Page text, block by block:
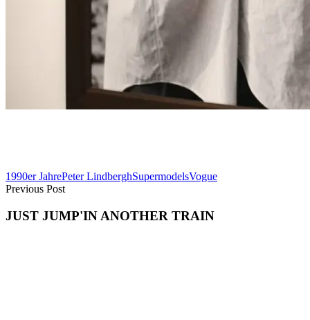
1990er JahrePeter LindberghSupermodelsVogue
Previous Post
JUST JUMP'IN ANOTHER TRAIN